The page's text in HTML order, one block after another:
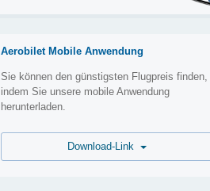
Aerobilet Mobile Anwendung
Sie können den günstigsten Flugpreis finden,
indem Sie unsere mobile Anwendung
herunterladen.